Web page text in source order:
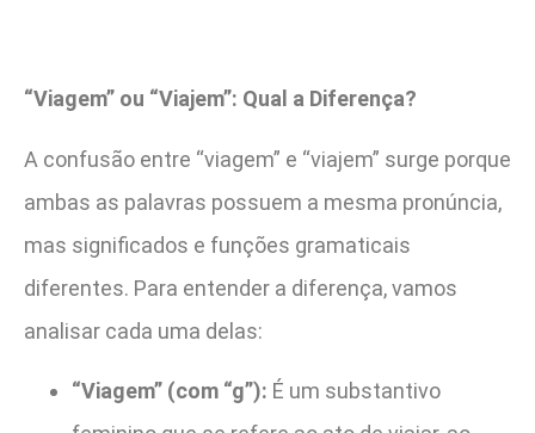
“Viagem” ou “Viajem”: Qual a Diferença?
A confusão entre “viagem” e “viajem” surge porque
ambas as palavras possuem a mesma pronúncia,
mas significados e funções gramaticais
diferentes. Para entender a diferença, vamos
analisar cada uma delas:
“Viagem” (com “g”): É um substantivo